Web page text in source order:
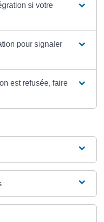
si votre
pour signaler
est refusée, faire